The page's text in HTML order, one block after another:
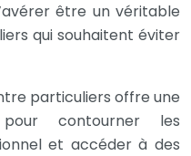
être un véritable
qui souhaitent éviter
particuliers offre une
contourner les
et accéder à des